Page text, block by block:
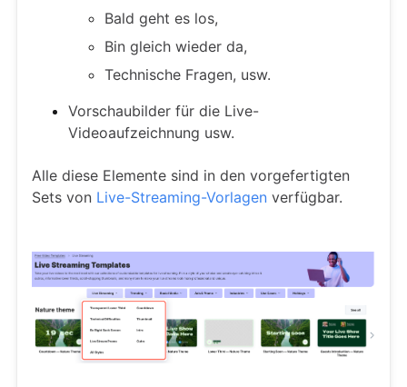
Bald geht es los,
Bin gleich wieder da,
Technische Fragen, usw.
Vorschaubilder für die Live-
Videoaufzeichnung usw.
Alle diese Elemente sind in den vorgefertigten
Sets von Live-Streaming-Vorlagen verfügbar.